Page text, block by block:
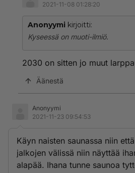
2021-11-08 01:28:20
Anonyymi kirjoitti:
Kyseessä on muoti-ilmiö.
2030 on sitten jo muut
Äänestä
Anonyymi
2021-11-23 09:54:53
Käyn naisten saunassa niin
jalkojen välissä niin näyttää
alapää. Ihana tunne saunoa